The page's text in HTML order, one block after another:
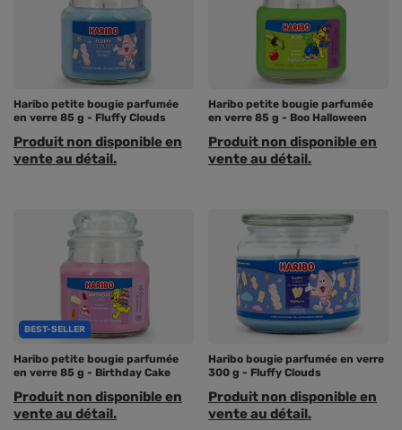
Haribo petite bougie parfumée
en verre 85 g - Fluffy Clouds
Produit non disponible en
vente au détail.
Haribo petite bougie parfumée
en verre 85 g - Boo Halloween
Produit non disponible en
vente au détail.
BEST-SELLER
Haribo petite bougie parfumée
en verre 85 g - Birthday Cake
Produit non disponible en
vente au détail.
Haribo bougie parfumée en verre
300 g - Fluffy Clouds
Produit non disponible en
vente au détail.